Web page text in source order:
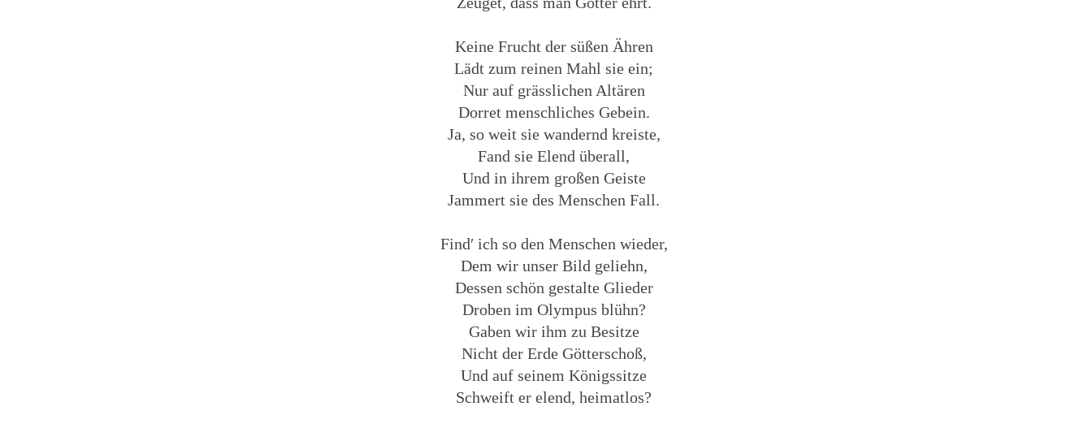
Keine Frucht der süßen Ähren
Lädt zum reinen Mahl sie ein;
Nur auf grässlichen Altären
Dorret menschliches Gebein.
Ja, so weit sie wandernd kreiste,
Fand sie Elend überall,
Und in ihrem großen Geiste
Jammert sie des Menschen Fall.
Find′ ich so den Menschen wieder,
Dem wir unser Bild geliehn,
Dessen schön gestalte Glieder
Droben im Olympus blühn?
Gaben wir ihm zu Besitze
Nicht der Erde Götterschoß,
Und auf seinem Königssitze
Schweift er elend, heimatlos?